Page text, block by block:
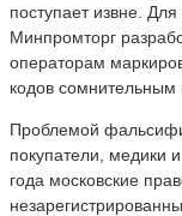
поступает извне.
Минпромторг
операторам
кодов сомнительным
Проблемой
покупатели, медики
года московские